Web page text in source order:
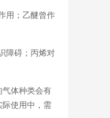
用；乙醚曾作
障碍；丙烯对
体种类会有
使用中，需